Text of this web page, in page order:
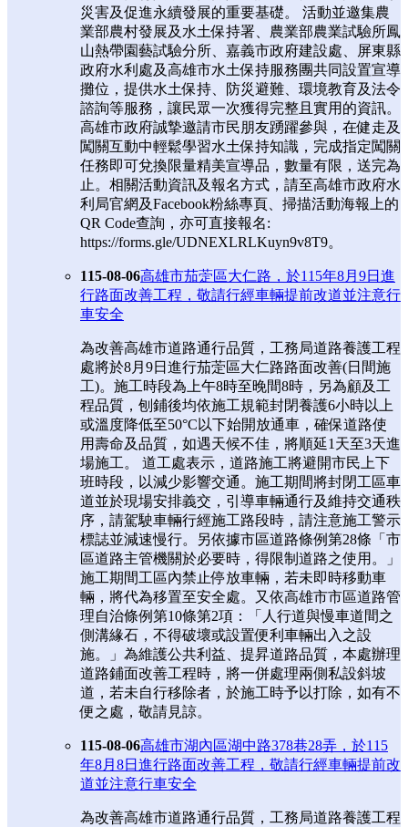
災害及促進永續發展的重要基礎。 活動並邀集農
業部農村發展及水土保持署、農業部農業試驗所鳳
山熱帶園藝試驗分所、嘉義市政府建設處、屏東縣
政府水利處及高雄市水土保持服務團共同設置宣導
攤位，提供水土保持、防災避難、環境教育及法令
諮詢等服務，讓民眾一次獲得完整且實用的資訊。
高雄市政府誠摯邀請市民朋友踴躍參與，在健走及
闖關互動中輕鬆學習水土保持知識，完成指定闖關
任務即可兌換限量精美宣導品，數量有限，送完為
止。相關活動資訊及報名方式，請至高雄市政府水
利局官網及Facebook粉絲專頁、掃描活動海報上的
QR Code查詢，亦可直接報名:
https://forms.gle/UDNEXLRLKuyn9v8T9。
115-08-06高雄市茄萣區大仁路，於115年8月9日進
行路面改善工程，敬請行經車輛提前改道並注意行
車安全
為改善高雄市道路通行品質，工務局道路養護工程
處將於8月9日進行茄萣區大仁路路面改善(日間施
工)。施工時段為上午8時至晚間8時，另為顧及工
程品質，刨鋪後均依施工規範封閉養護6小時以上
或溫度降低至50°C以下始開放通車，確保道路使
用壽命及品質，如遇天候不佳，將順延1天至3天進
場施工。 道工處表示，道路施工將避開市民上下
班時段，以減少影響交通。施工期間將封閉工區車
道並於現場安排義交，引導車輛通行及維持交通秩
序，請駕駛車輛行經施工路段時，請注意施工警示
標誌並減速慢行。另依據市區道路條例第28條「市
區道路主管機關於必要時，得限制道路之使用。」
施工期間工區內禁止停放車輛，若未即時移動車
輛，將代為移置至安全處。又依高雄市市區道路管
理自治條例第10條第2項：「人行道與慢車道間之
側溝緣石，不得破壞或設置便利車輛出入之設
施。」為維護公共利益、提昇道路品質，本處辦理
道路鋪面改善工程時，將一併處理兩側私設斜坡
道，若未自行移除者，於施工時予以打除，如有不
便之處，敬請見諒。
115-08-06高雄市湖內區湖中路378巷28弄，於115
年8月8日進行路面改善工程，敬請行經車輛提前改
道並注意行車安全
為改善高雄市道路通行品質，工務局道路養護工程